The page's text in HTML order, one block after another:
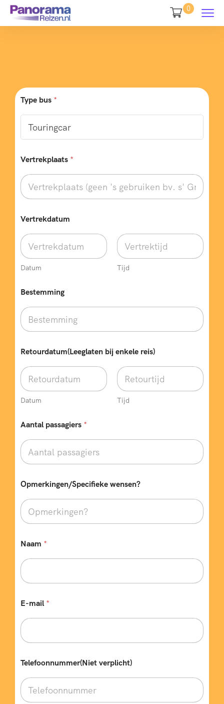
0
Type bus *
Vertrekplaats *
Vertrekdatum
Datum Tijd
Bestemming
Retourdatum(Leeglaten bij enkele reis)
Datum Tijd
A
n
t
a
v
r
l
c
t
)
Aantal passagiers *
Opmerkingen/Specifieke wensen?
Naam *
E-mail *
Telefoonnummer(Niet verplicht)